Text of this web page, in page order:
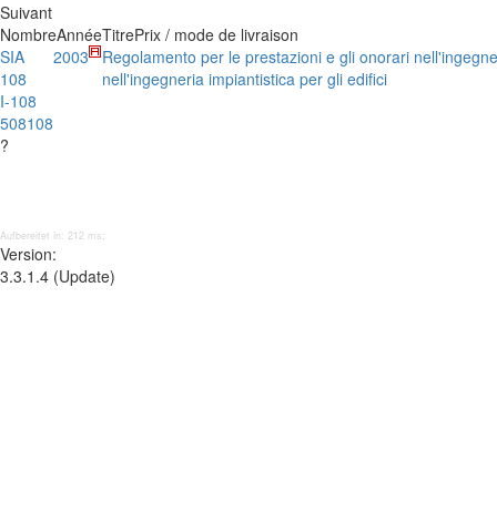
Suivant
NombreAnnéeTitrePrix / mode de livraison
SIA
108
I-108
508108
?
2003
Regolamento per le prestazioni e gli onorari
nell'ingegneria impiantistica per gli edifici
Aufbereitet in: 212 ms;
Version:
3.3.1.4 (Update)